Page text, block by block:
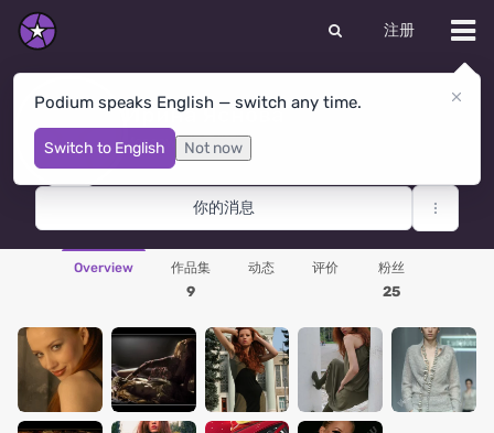
注册
Podium speaks English — switch any time.
Switch to English Not now
Ирина Яснова
Moscow· 俄罗斯联邦
你的消息
Overview 作品集
9
动态 评价 粉丝
25